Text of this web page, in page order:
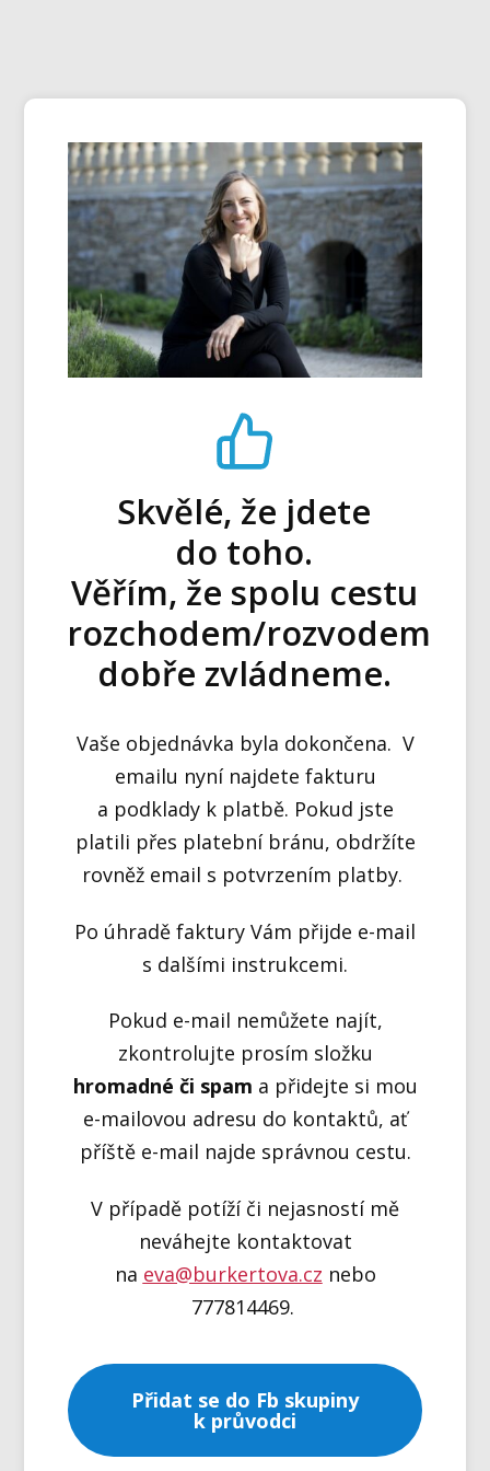
Skvělé, že jdete
do toho.
Věřím, že spolu cestu
rozchodem/rozvodem
dobře zvládneme.
Vaše objednávka byla dokončena. V
emailu nyní najdete fakturu
a podklady k platbě. Pokud jste
platili přes platební bránu, obdržíte
rovněž email s potvrzením platby.
Po úhradě faktury Vám přijde e-mail
s dalšími instrukcemi.
Pokud e-mail nemůžete najít,
zkontrolujte prosím složku
hromadné či spam a přidejte si mou
e-mailovou adresu do kontaktů, ať
příště e-mail najde správnou cestu.
V případě potíží či nejasností mě
neváhejte kontaktovat
na eva@burkertova.cz nebo
777814469.
Přidat se do Fb skupiny
k průvodci